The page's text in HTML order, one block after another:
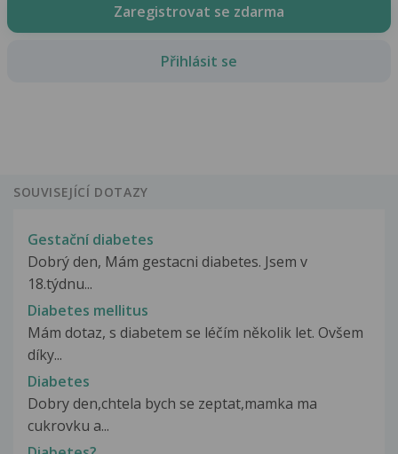
Zaregistrovat se zdarma
Přihlásit se
SOUVISEJÍCÍ DOTAZY
Gestační diabetes
Dobrý den, Mám gestacni diabetes. Jsem v
18.týdnu...
Diabetes mellitus
Mám dotaz, s diabetem se léčím několik let. Ovšem
díky...
Diabetes
Dobry den,chtela bych se zeptat,mamka ma
cukrovku a...